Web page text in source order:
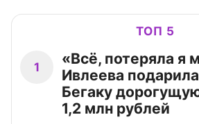
ТОП 5
1
«Всё, потеряла я
Ивлеева
Бегаку
1,2 млн рублей